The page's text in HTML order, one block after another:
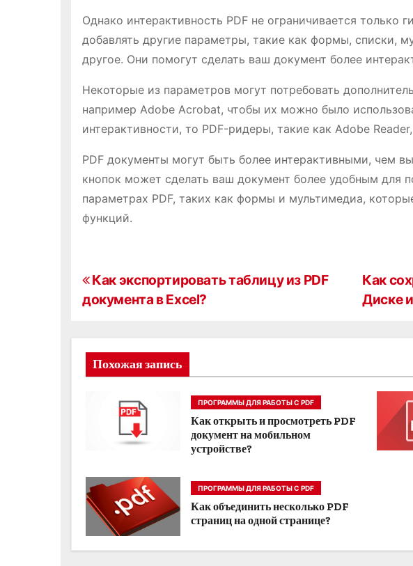
Однако интерактивность PDF не ограничивается
добавлять другие параметры, такие как формы, списки,
другое. Они помогут сделать ваш документ более
Некоторые из параметров могут потребовать
например Adobe Acrobat, чтобы их можно было
интерактивности, то PDF-ридеры, такие как Adobe
PDF документы могут быть более интерактивными, чем
кнопок может сделать ваш документ более удобным для
параметрах PDF, таких как формы и мультимедиа,
функций.
Н
а
и
и
я
п
Как
Диске
Как экспортировать таблицу из PDF
документа в Excel?
Похожая запись
ПРОГРАММЫ ДЛЯ РАБОТЫ С PDF
Как открыть и просмотреть PDF
документ на мобильном
устройстве?
ПРОГРАММЫ ДЛЯ РАБОТЫ С PDF
Как объединить несколько PDF
страниц на одной странице?